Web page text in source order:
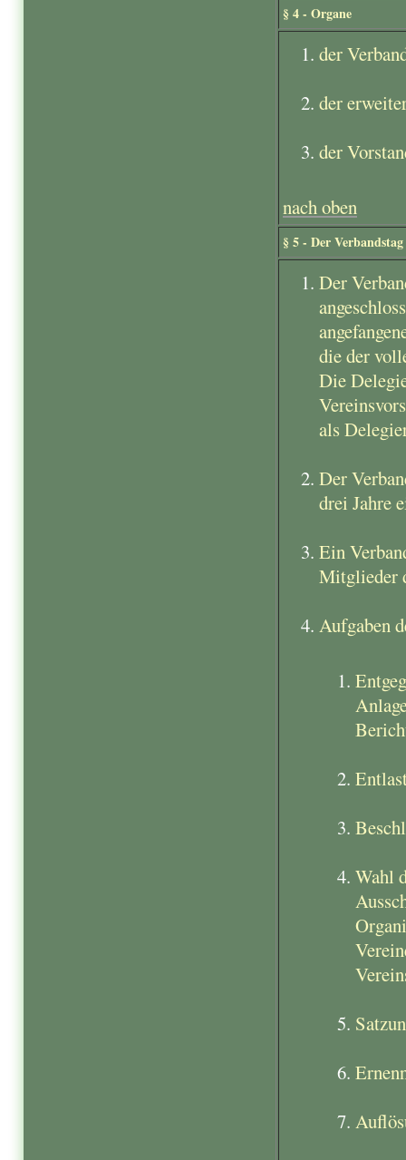
§ 4 - Organe
der
der
der
nach oben
§ 5 - Der Verbandstag
Der
die der
Die
als
Der
drei Jahre
Ein
Mitglieder
Aufgaben
Wahl